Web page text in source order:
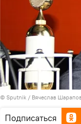
© Sputnik / Вячеслав
Подписаться